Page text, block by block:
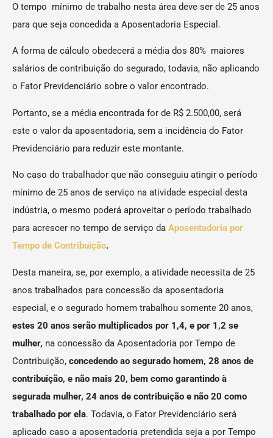
O tempo mínimo de trabalho nesta área deve ser de 25 anos
para que seja concedida a Aposentadoria Especial.
A forma de cálculo obedecerá a média dos 80% maiores
salários de contribuição do segurado, todavia, não aplicando
o Fator Previdenciário sobre o valor encontrado.
Portanto, se a média encontrada for de R$ 2.500,00, será
este o valor da aposentadoria, sem a incidência do Fator
Previdenciário para reduzir este montante.
No caso do trabalhador que não conseguiu atingir o período
mínimo de 25 anos de serviço na atividade especial desta
indústria, o mesmo poderá aproveitar o período trabalhado
para acrescer no tempo de serviço da Aposentadoria por
Tempo de Contribuição.
Desta maneira, se, por exemplo, a atividade necessita de 25
anos trabalhados para concessão da aposentadoria
especial, e o segurado homem trabalhou somente 20 anos,
estes 20 anos serão multiplicados por 1,4, e por 1,2 se
mulher, na concessão da Aposentadoria por Tempo de
Contribuição, concedendo ao segurado homem, 28 anos de
contribuição, e não mais 20, bem como garantindo à
segurada mulher, 24 anos de contribuição e não 20 como
trabalhado por ela. Todavia, o Fator Previdenciário será
aplicado caso a aposentadoria pretendida seja a por Tempo